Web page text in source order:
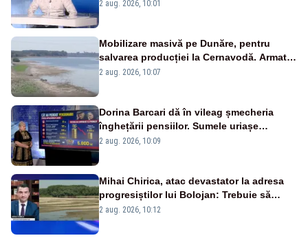
2 aug. 2026, 10:01
Mobilizare masivă pe Dunăre, pentru
salvarea producției la Cernavodă. Armata
va detona o stâncă și va devia apa
2 aug. 2026, 10:07
Dorina Barcari dă în vileag șmecheria
înghețării pensiilor. Sumele uriașe
pierdute de fiecare român
2 aug. 2026, 10:09
Mihai Chirica, atac devastator la adresa
progresiștilor lui Bolojan: Trebuie să
protejăm și natura, dar nu șținem omaneii
2 aug. 2026, 10:12